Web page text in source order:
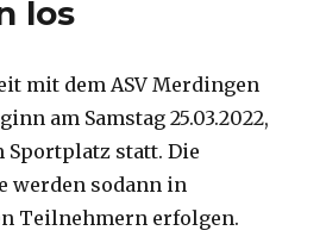
los
mit dem ASV Merdingen
am Samstag 25.03.2022,
Sportplatz statt. Die
werden sodann in
Teilnehmern erfolgen.